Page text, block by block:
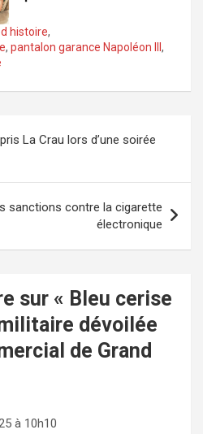
histoire,
, pantalon garance Napoléon III ,
La Crau lors d’une soirée
sanctions contre la cigarette
électronique
sur « Bleu cerise
dévoilée
de Grand
à 10h10